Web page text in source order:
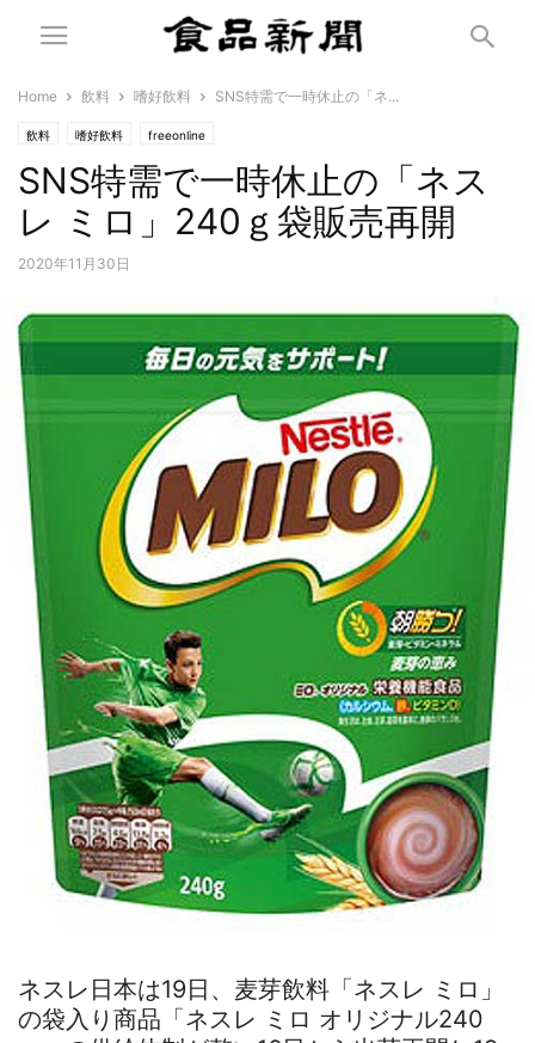
Home 飲料 嗜好飲料 SNS特需で一時休止の「ネ...
飲料 嗜好飲料 freeonline
SNS特需で一時休止の「ネス
レ ミロ」240ｇ袋販売再開
2020年11月30日
ネスレ日本は19日、麦芽飲料「ネスレ ミロ」
の袋入り商品「ネスレ ミロ オリジナル240